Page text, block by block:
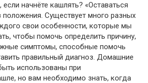
начнёте кашлять? «Оставаться
Существует много разных
свои особенности, которые мы
чтобы помочь определить причину,
симптомы, способные помочь
правильный диагноз. Домашние
использованы при
но вам необходимо знать, когда